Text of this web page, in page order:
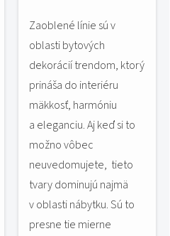
Zaoblené línie sú v
oblasti bytových
dekorácií trendom, ktorý
prináša do interiéru
mäkkosť, harmóniu
a eleganciu. Aj keď si to
možno vôbec
neuvedomujete, tieto
tvary dominujú najmä
v oblasti nábytku. Sú to
presne tie mierne